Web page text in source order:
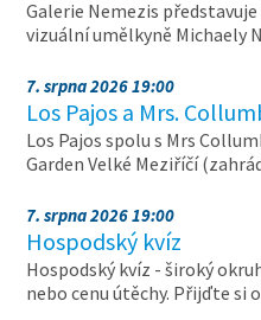
Galerie Nemezis
vizuální umělkyně Michaely
7. srpna 2026 19:00
Los Pajos a Mrs.
Los Pajos spolu s Mrs
Garden Velké Meziříčí
7. srpna 2026 19:00
Hospodský kvíz
Hospodský kvíz - široký
nebo cenu útěchy. Přijďte